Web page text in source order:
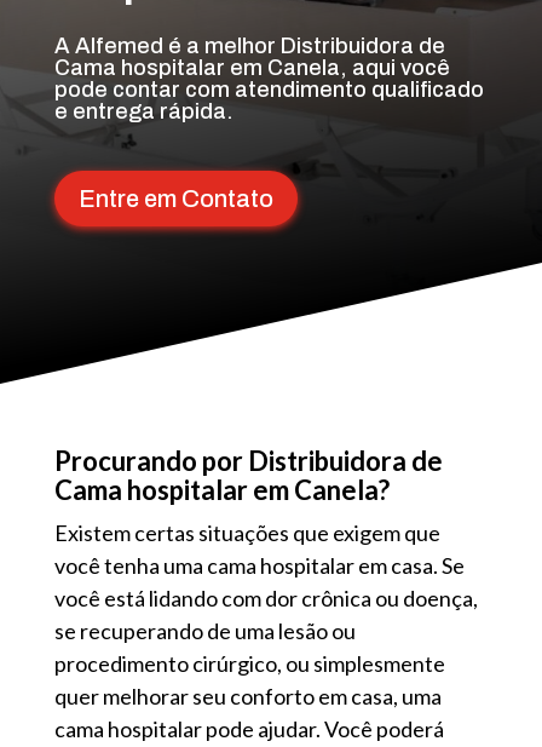
A Alfemed é a melhor Distribuidora de
Cama hospitalar em Canela, aqui você
pode contar com atendimento qualificado
e entrega rápida.
Entre em Contato
Procurando por Distribuidora de
Cama hospitalar em Canela?
Existem certas situações que exigem que
você tenha uma cama hospitalar em casa. Se
você está lidando com dor crônica ou doença,
se recuperando de uma lesão ou
procedimento cirúrgico, ou simplesmente
quer melhorar seu conforto em casa, uma
cama hospitalar pode ajudar. Você poderá